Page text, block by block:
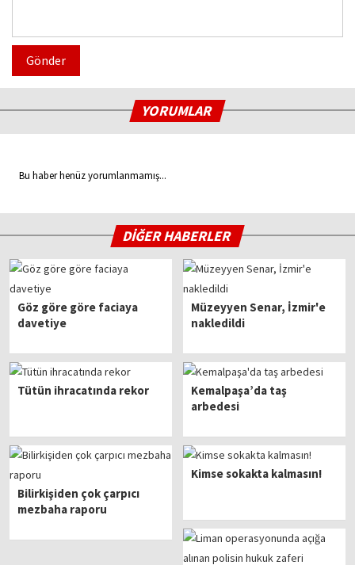
Gönder
YORUMLAR
Bu haber henüz yorumlanmamış...
DİĞER HABERLER
Göz göre göre faciaya
davetiye
Müzeyyen Senar, İzmir'e
nakledildi
Tütün ihracatında rekor
​Kemalpaşa’da taş
arbedesi
Bilirkişiden çok çarpıcı
mezbaha raporu
Kimse sokakta kalmasın!